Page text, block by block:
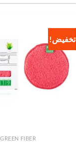
تخفيض!
GREEN FIBER